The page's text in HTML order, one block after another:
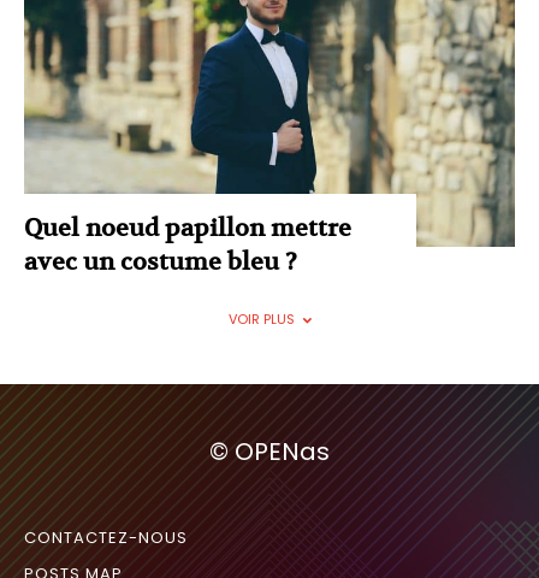
Quel noeud papillon mettre
avec un costume bleu ?
VOIR PLUS
© OPENas
CONTACTEZ-NOUS